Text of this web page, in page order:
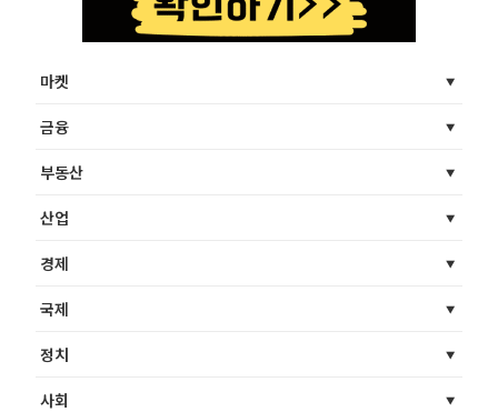
마켓
금융
부동산
산업
경제
국제
정치
사회